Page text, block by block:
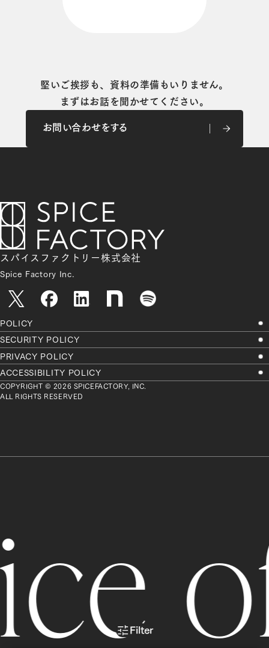
Filter
堅いご挨拶も、資料の準備もいりません。
まずはお話を聞かせてください。
お問い合わせをする
スパイスファクトリー株式会社
Spice Factory Inc.
POLICY
SECURITY POLICY
PRIVACY POLICY
ACCESSIBILITY POLICY
COPYRIGHT © 2026 SPICEFACTORY, INC.
ALL RIGHTS RESERVED